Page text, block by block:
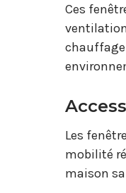
Ces
chauffage
Les
mobilité
maison